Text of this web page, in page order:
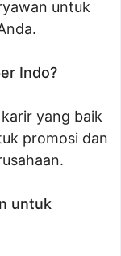
untuk
Indo?
yang baik
promosi dan
untuk